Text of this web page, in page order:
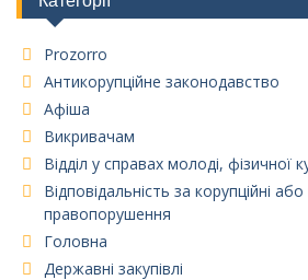
Prozorro
Антикорупційне законодавство
Афіша
Викривачам
Відділ у справах молоді, фізичної
Відповідальність за корупційні
правопорушення
Головна
Державні закупівлі